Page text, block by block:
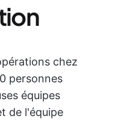
chez
personnes
équipes
de l'équipe